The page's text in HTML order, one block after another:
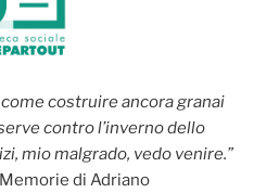
costruire ancora granai
contro l’inverno dello
mio malgrado, vedo venire.”
di Adriano